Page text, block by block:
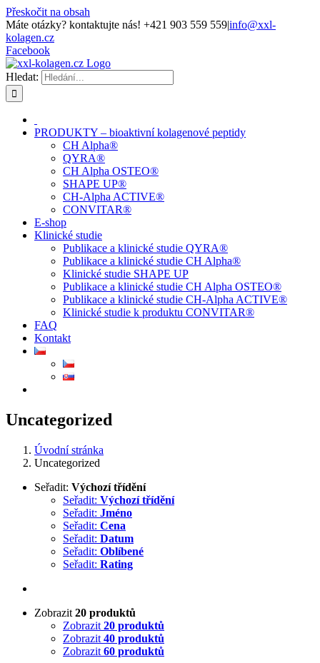
Přeskočit na obsah
Máte otázky? kontaktujte nás! +421 903 559 559|info@xxl-
kolagen.cz
Facebook
Hledat:
PRODUKTY – bioaktivní kolagenové peptidy
CH Alpha®
QYRA®
CH Alpha OSTEO®
SHAPE UP®
CH-Alpha ACTIVE®
CONVITAR®
E-shop
Klinické studie
Publikace a klinické studie QYRA®
Publikace a klinické studie CH Alpha®
Klinické studie SHAPE UP
Publikace a klinické studie CH Alpha OSTEO®
Publikace a klinické studie CH-Alpha ACTIVE®
Klinické studie k produktu CONVITAR®
FAQ
Kontakt
Uncategorized
Úvodní stránka
Uncategorized
Seřadit: Výchozí třídění
Seřadit: Výchozí třídění
Seřadit: Jméno
Seřadit: Cena
Seřadit: Datum
Seřadit: Oblíbené
Seřadit: Rating
Zobrazit 20 produktů
Zobrazit 20 produktů
Zobrazit 40 produktů
Zobrazit 60 produktů